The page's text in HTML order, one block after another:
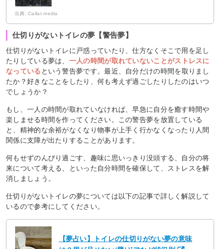
出典: Callat media
仕切りがないトイレの夢【警告夢】
仕切りがないトイレに戸惑っていたり、仕方なくそこで用を足し
たりしている夢は、 一人の時間が取れていないことがストレスに
なっている という警告夢です。最近、自分だけの時間を取りまし
たか？好きなことをしたり、何も考えず過ごしたりしたのはいつ
でしょうか？
もし、一人の時間が取れていなければ、早急に自分を癒す時間や
楽しませる時間を作ってください。この警告夢を放置している
と、精神的な余裕がなくなり物事が上手く行かなくなったり人間
関係に支障が出たりすることがあります。
何もせずのんびり過ごす、趣味に思いっきり没頭する、自分の将
来について考える、といった自分時間を確保して、ストレスを解
消しましょう。
仕切りがないトイレの夢については以下の記事で詳しく解説して
いるので参考にしてください。
【夢占い】トイレの仕切りがない夢の意味